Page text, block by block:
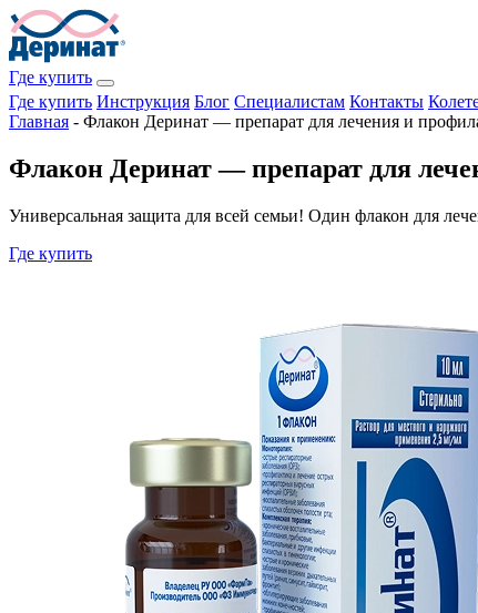
Где купить
Где купить Инструкция Блог Специалистам Контакты
Главная - Флакон Деринат — препарат для лечения и
Флакон Деринат — препарат для
Универсальная защита для всей семьи! Один флакон для
Где купить